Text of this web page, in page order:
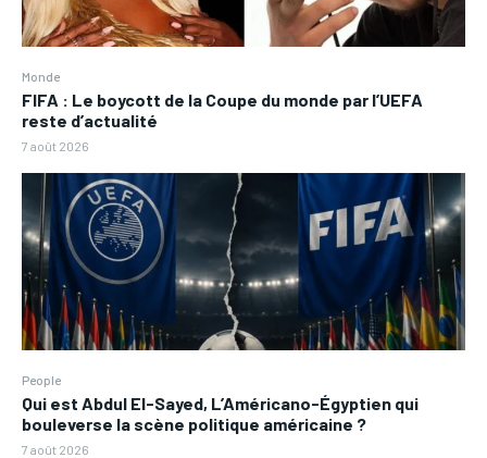
Monde
FIFA : Le boycott de la Coupe du monde par l’UEFA
reste d’actualité
7 août 2026
People
Qui est Abdul El-Sayed, L’Américano-Égyptien qui
bouleverse la scène politique américaine ?
7 août 2026